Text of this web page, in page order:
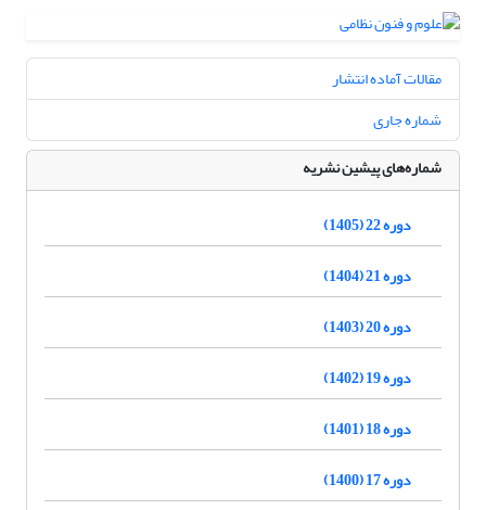
مقالات آماده انتشار
شماره جاری
شماره‌های پیشین نشریه
دوره 22 (1405)
دوره 21 (1404)
دوره 20 (1403)
دوره 19 (1402)
دوره 18 (1401)
دوره 17 (1400)